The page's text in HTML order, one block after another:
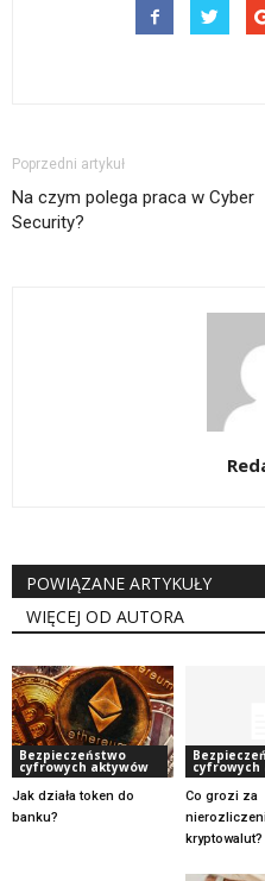
Poprzedni artykuł
Na czym polega praca w Cyber
Security?
POWIĄZANE ARTYKUŁY
WIĘCEJ OD AUTORA
Bezpieczeństwo
cyfrowych aktywów
Jak działa token do
banku?
cyfrowych
Co grozi za
kryptowalut?